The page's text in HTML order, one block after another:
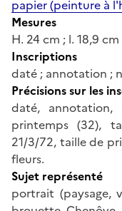
papier (peinture à
Mesures
H. 24 cm ; l. 18,9 cm
Inscriptions
daté ; annotation ;
Précisions sur les
daté,
printemps (32),
21/3/72, taille de
fleurs.
Sujet représenté
portrait (paysage,